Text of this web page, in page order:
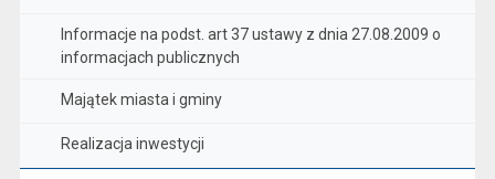
Informacje na podst. art 37 ustawy z dnia 27.08.2009 o
informacjach publicznych
Majątek miasta i gminy
Realizacja inwestycji